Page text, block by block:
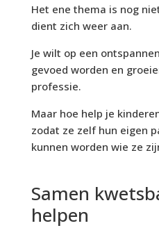
Het ene thema is nog
dient zich weer aan.
Je wilt op een
gevoed worden en
professie.
Maar hoe help je
zodat ze zelf hun eigen
kunnen worden wie ze
Samen
helpen